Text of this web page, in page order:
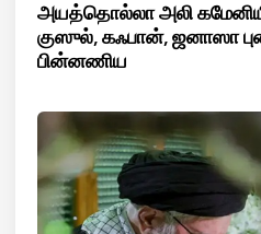
அயத்தொல்லா அலி
குஸுல், கஃபான், ஜனாஸா
பின்னணிய